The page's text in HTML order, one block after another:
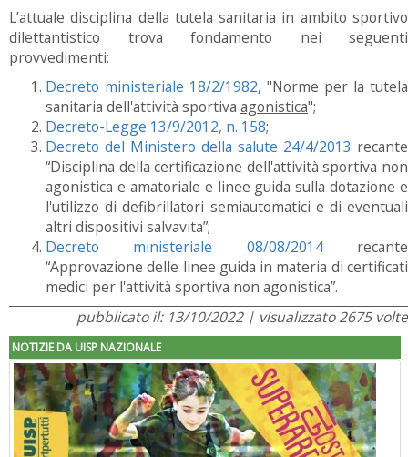
L’attuale disciplina della tutela sanitaria in ambito sportivo
dilettantistico trova fondamento nei seguenti
provvedimenti:
Decreto ministeriale 18/2/1982, "Norme per la tutela
sanitaria dell'attività sportiva agonistica";
Decreto-Legge 13/9/2012, n. 158;
Decreto del Ministero della salute 24/4/2013 recante
“Disciplina della certificazione dell'attività sportiva non
agonistica e amatoriale e linee guida sulla dotazione e
l'utilizzo di defibrillatori semiautomatici e di eventuali
altri dispositivi salvavita”;
Decreto ministeriale 08/08/2014recante
“Approvazione delle linee guida in materia di certificati
medici per l'attività sportiva non agonistica”.
pubblicato il: 13/10/2022 | visualizzato 2675 volte
NOTIZIE DA UISP NAZIONALE